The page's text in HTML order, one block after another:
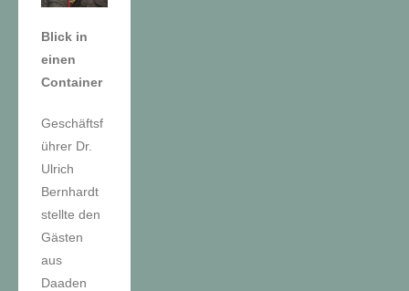
Blick in
einen
Container
Geschäftsf
ührer Dr.
Ulrich
Bernhardt
stellte den
Gästen
aus
Daaden